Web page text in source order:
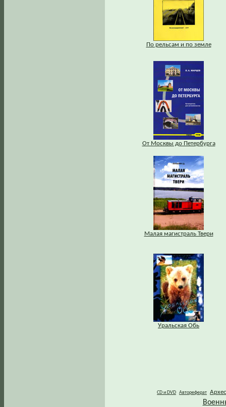
По рельсам и по земле
От Москвы до Петербурга
Малая магистраль Твери
Уральская Обь
CD и DVD Автореферат